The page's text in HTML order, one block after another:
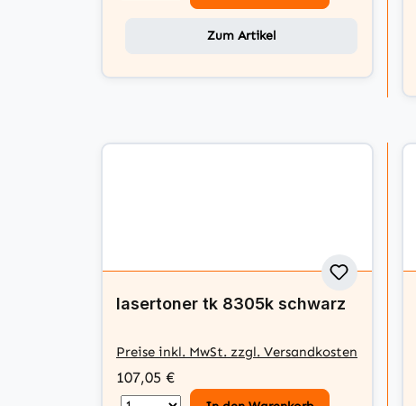
Zum Artikel
lasertoner tk 8305k schwarz
Preise inkl. MwSt. zzgl. Versandkosten
107,05 €